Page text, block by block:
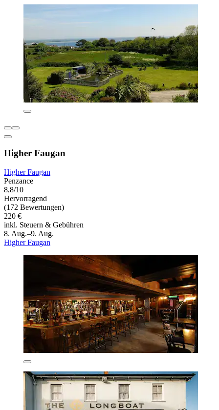
Higher Faugan
Higher Faugan
Penzance
8,8/10
Hervorragend
(172 Bewertungen)
220 €
inkl. Steuern & Gebühren
8. Aug.–9. Aug.
Higher Faugan